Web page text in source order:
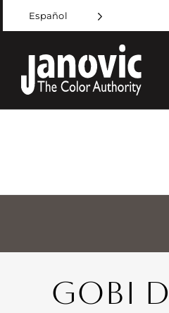
to
content
Español
GOBI